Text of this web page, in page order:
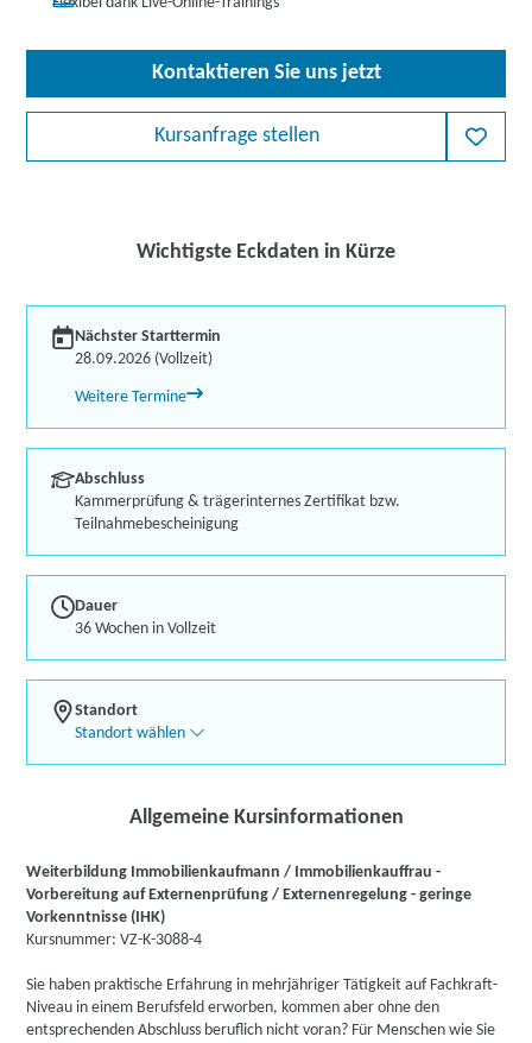
Kontaktieren Sie uns jetzt
Kursanfrage stellen
Wichtigste Eckdaten in Kürze
Nächster Starttermin
28.09.2026 (Vollzeit)
Weitere Termine
Abschluss
Kammerprüfung & trägerinternes Zertifikat bzw.
Teilnahmebescheinigung
Dauer
36 Wochen in Vollzeit
Standort
Standort wählen
Allgemeine Kursinformationen
Weiterbildung Immobilienkaufmann / Immobilienkauffrau -
Vorbereitung auf Externenprüfung / Externenregelung - geringe
Vorkenntnisse (IHK)
Kursnummer: VZ-K-3088-4
Sie haben praktische Erfahrung in mehrjähriger Tätigkeit auf Fachkraft-
Niveau in einem Berufsfeld erworben, kommen aber ohne den
entsprechenden Abschluss beruflich nicht voran? Für Menschen wie Sie